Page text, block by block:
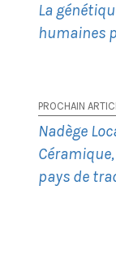
La
humaines
PROCHAIN
Nadège
pays de